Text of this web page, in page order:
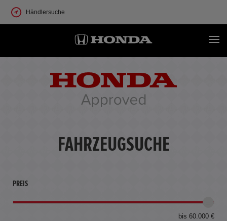
Händlersuche
FAHRZEUGSUCHE
PREIS
bis 60.000 €